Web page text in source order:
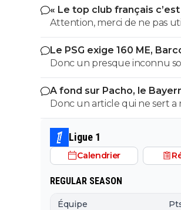
« Le top club français c’est
Adidas bouscule le PSG
Attention, merci de ne pas
en la présence de Raymond
traumatisme de l enfance lié
derniers; pour le soutenir,
adhérer à son association se
faire partie d’une « élite »
refusant catégoriquement l
emojis bien trop populaire à
surtout incompréhensible
globes oculaires de sardine.
Le PSG exige 160 ME,
Paris
Donc un presque inconnu
au Réal c'est normal et un
détenteur de la LDC soit à
normal ?? Messieurs les anglais allez vous
faire .....
A fond sur Pacho, le
PSG
Donc un article qui ne sert a
tout...ils auraient bien voulu
finalement non...je peux en
articles comme ca !
Ligue 1
Calendrier
REGULAR SEASON
Équipe